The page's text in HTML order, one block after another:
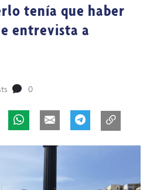
tenía que haber
entrevista a
0